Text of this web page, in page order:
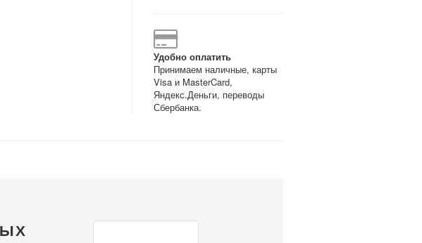
Удобно оплатить
Принимаем наличные, карты
Visa и MasterCard,
Яндекс.Деньги, переводы
Сбербанка.